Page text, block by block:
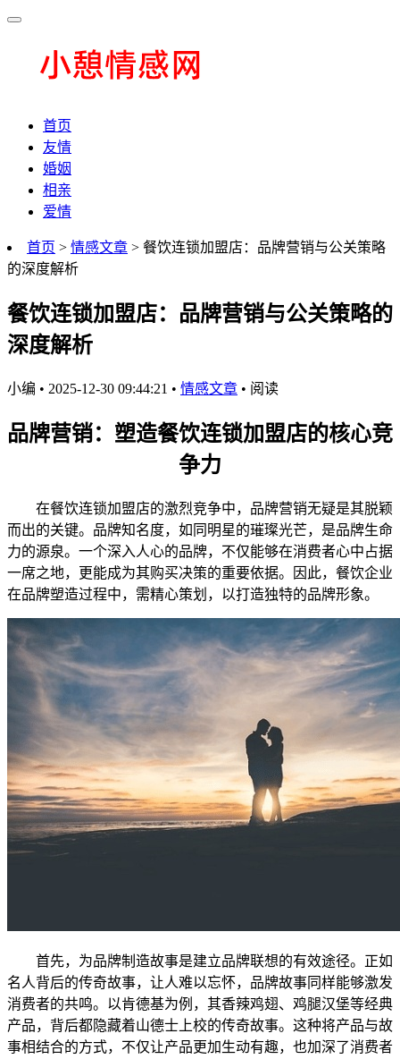
首页
友情
婚姻
相亲
爱情
首页 > 情感文章 > 餐饮连锁加盟店：品牌营销与公关策略
的深度解析
餐饮连锁加盟店：品牌营销与公关策略的
深度解析
小编 • 2025-12-30 09:44:21 • 情感文章 • 阅读
品牌营销：塑造餐饮连锁加盟店的核心竞
争力
在餐饮连锁加盟店的激烈竞争中，品牌营销无疑是其脱颖
而出的关键。品牌知名度，如同明星的璀璨光芒，是品牌生命
力的源泉。一个深入人心的品牌，不仅能够在消费者心中占据
一席之地，更能成为其购买决策的重要依据。因此，餐饮企业
在品牌塑造过程中，需精心策划，以打造独特的品牌形象。
首先，为品牌制造故事是建立品牌联想的有效途径。正如
名人背后的传奇故事，让人难以忘怀，品牌故事同样能够激发
消费者的共鸣。以肯德基为例，其香辣鸡翅、鸡腿汉堡等经典
产品，背后都隐藏着山德士上校的传奇故事。这种将产品与故
事相结合的方式，不仅让产品更加生动有趣，也加深了消费者